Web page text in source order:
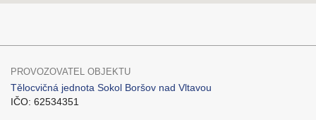
PROVOZOVATEL OBJEKTU
Tělocvičná jednota Sokol Boršov nad Vltavou
IČO: 62534351